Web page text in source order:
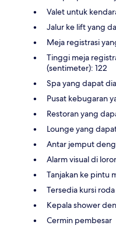
Valet untuk
Jalur ke lift yang
Meja registrasi
Tinggi meja
(sentimeter): 122
Spa yang dapat
Pusat kebugaran
Restoran yang
Lounge yang
Antar jemput
Alarm visual di
Tanjakan ke pintu
Tersedia kursi
Kepala shower
Cermin pembesar